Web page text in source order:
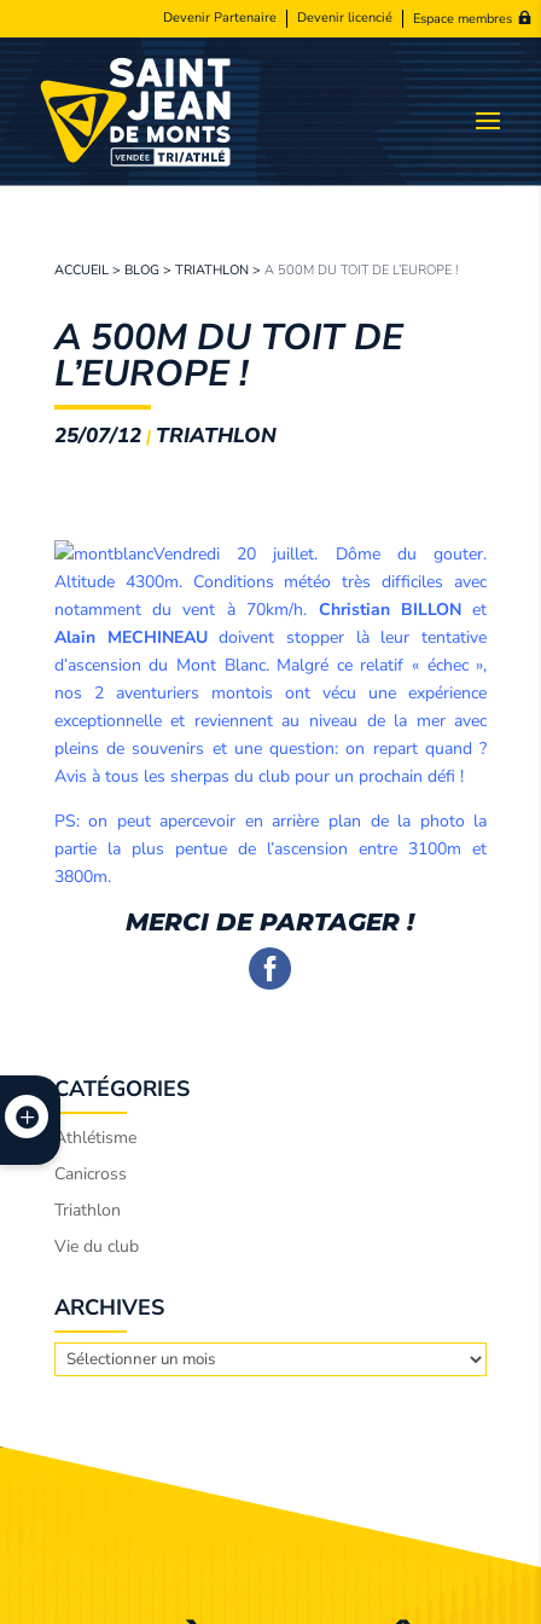
Devenir Partenaire Devenir licencié Espace membres
ACCUEIL> BLOG > TRIATHLON> A 500M DU TOIT DE L’EUROPE !
A 500M DU TOIT DE
L’EUROPE !
25/07/12| TRIATHLON
Vendredi 20 juillet. Dôme du gouter.
Altitude 4300m. Conditions météo très difficiles avec
notamment du vent à 70km/h. Christian BILLONet
Alain MECHINEAUdoivent stopper là leur tentative
d’ascension du Mont Blanc. Malgré ce relatif « échec »,
nos 2 aventuriers montois ont vécu une expérience
exceptionnelle et reviennent au niveau de la mer avec
pleins de souvenirs et une question: on repart quand ?
Avis à tous les sherpas du club pour un prochain défi !
PS: on peut apercevoir en arrière plan de la photo la
partie la plus pentue de l’ascension entre 3100m et
3800m.
MERCI DE PARTAGER !
CATÉGORIES
Athlétisme
Canicross
Triathlon
Vie du club
ARCHIVES
Archives